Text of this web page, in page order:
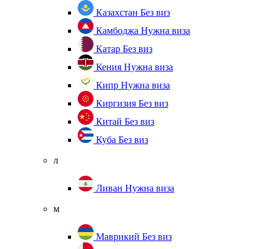
Казахстан Без виз
Камбоджа Нужна виза
Катар Без виз
Кения Нужна виза
Кипр Нужна виза
Киргизия Без виз
Китай Без виз
Куба Без виз
л
Ливан Нужна виза
м
Маврикий Без виз